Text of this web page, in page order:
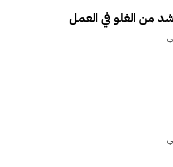
من الغلو في العمل